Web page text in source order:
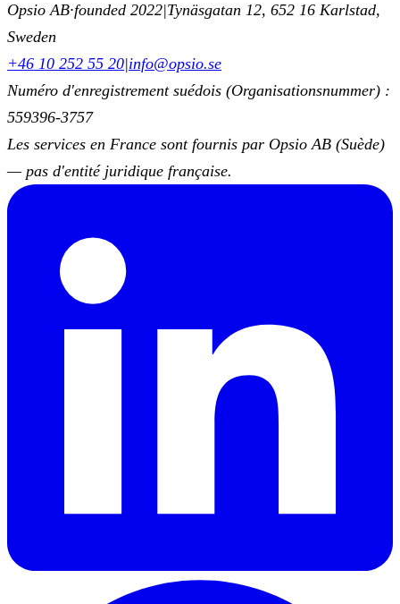
Opsio AB·founded 2022|Tynäsgatan 12, 652 16 Karlstad,
Sweden
+46 10 252 55 20|info@opsio.se
Numéro d'enregistrement suédois (Organisationsnummer) :
559396-3757
Les services en France sont fournis par Opsio AB (Suède)
— pas d'entité juridique française.